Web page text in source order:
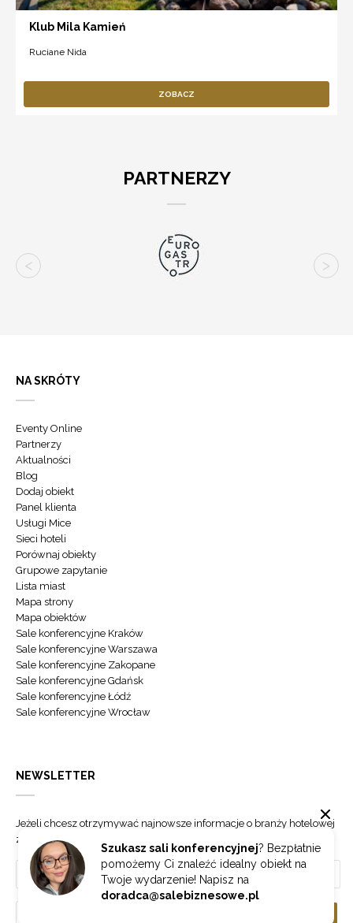
Klub Mila Kamień
Ruciane Nida
ZOBACZ
PARTNERZY
Szukasz sali konferencyjnej? Bezpłatnie
pomożemy Ci znaleźć idealny obiekt na
Twoje wydarzenie! Napisz na
doradca@salebiznesowe.pl
NA SKRÓTY
Eventy Online
Partnerzy
Aktualności
Blog
Dodaj obiekt
Panel klienta
Usługi Mice
Sieci hoteli
Porównaj obiekty
Grupowe zapytanie
Lista miast
Mapa strony
Mapa obiektów
Sale konferencyjne Kraków
Sale konferencyjne Warszawa
Sale konferencyjne Zakopane
Sale konferencyjne Gdańsk
Sale konferencyjne Łódź
Sale konferencyjne Wrocław
NEWSLETTER
Jeżeli chcesz otrzymywać najnowsze informacje o branży hotelowej
zapisz się do naszego newslettera.